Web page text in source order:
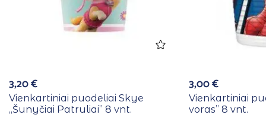
3,20€
Vienkartiniai puodeliai Skye
,,Šunyčiai Patruliai” 8 vnt.
3,00€
Vienkartiniai
voras” 8 vnt.